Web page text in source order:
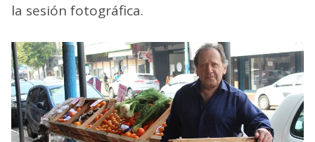
la sesión fotográfica.